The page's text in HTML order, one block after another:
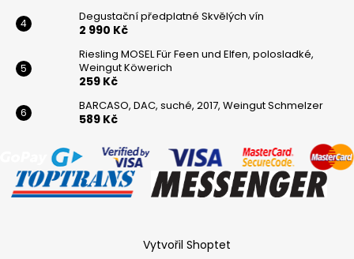
Degustační předplatné Skvělých vín
2 990 Kč
Riesling MOSEL Für Feen und Elfen, polosladké,
Weingut Köwerich
259 Kč
BARCASO, DAC, suché, 2017, Weingut Schmelzer
589 Kč
Vytvořil Shoptet